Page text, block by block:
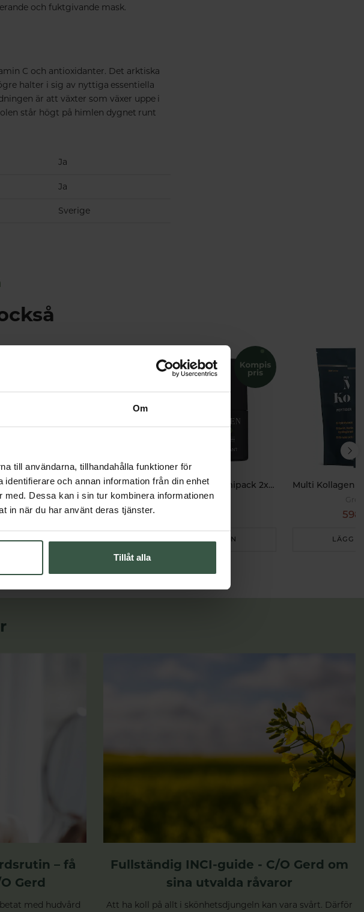
Om
till användarna, tillhandahålla funktioner för
och annan information från din enhet
Dessa kan i sin tur kombinera informationen
in när du har använt deras tjänster.
Tillåt alla
och fuktgivande mask.
C och antioxidanter. Det arktiska
halter i sig av nyttiga essentiella
är att växter som växer uppe i
står högt på himlen dygnet runt
Ja
Ja
Sverige
Kollagenpeptider + Hyaluronsyra Ekonomipack 2x500g
Essentials
698 kr
Deodorant for Men Ekonomipack 2x50ml
Sweden Eco
LÄGG I VARUKORGEN
598
LÄGG I
– få
Gerd
med hudvård
Fullständig INCI-guide - C/O Gerd om
sina utvalda råvaror
Att ha koll på allt i skönhetsdjungeln kan vara svårt. Därför